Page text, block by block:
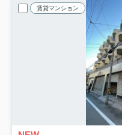
賃貸マンション